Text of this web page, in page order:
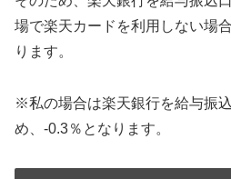
場で楽天カードを利用しない場合
ります。
※私の場合は楽天銀行を給与振
め、-0.3％となります。